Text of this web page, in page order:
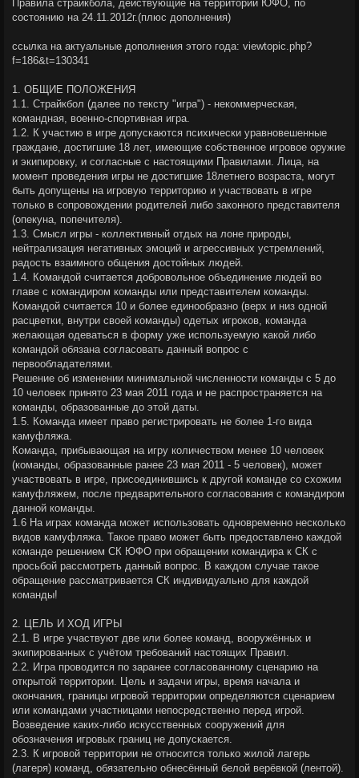
б
щ
и
е
Правила страйкбола, действующие на территории ЮФО, по
состоянию на 24.11.2012г.(плюс дополнения)
ссылка на актуальные дополнения этого года: viewtopic.php?
f=186&t=130341
1. ОБЩИЕ ПОЛОЖЕНИЯ
1.1. Страйкбол (далее по тексту "игра") - некоммерческая,
командная, военно-спортивная игра.
1.2. К участию в игре допускаются психически уравновешенные
граждане, достигшие 18 лет, имеющие собственное игровое оружие
и экипировку, и согласные с настоящими Правилами. Лица, на
момент проведения игры не достигшие 18летнего возраста, могут
быть допущены на игровую территорию и участвовать в игре
только в сопровождении родителей либо законного представителя
(опекуна, попечителя).
1.3. Смысл игры - коллективный отдых на лоне природы,
нейтрализация негативных эмоций и агрессивных устремлений,
радость взаимного общения достойных людей.
1.4. Командой считается добровольное объединение людей во
главе с командиром команды или представителем команды.
Командой считается 10 и более единообразно (верх и низ одной
расцветки, внутри своей команды) одетых игроков, команда
желающая одеваться в форму уже используемую какой либо
командой обязана согласовать данный вопрос с
первообладателями.
Решение об изменении минимальной численности команды с 5 до
10 человек принято 23 мая 2011 года и не распространяется на
команды, образованные до этой даты.
1.5. Команда имеет право регистрировать не более 1-го вида
камуфляжа.
Команда, прибывающая на игру количеством менее 10 человек
(команды, образованные ранее 23 мая 2011 - 5 человек), может
участвовать в игре, присоединившись к другой команде со схожим
камуфляжем, после предварительного согласования с командиром
данной команды.
1.6 На играх команда может использовать одновременно несколько
видов камуфляжа. Такое право может быть предоставлено каждой
команде решением СК ЮФО при обращении командира к СК с
просьбой рассмотреть данный вопрос. В каждом случае такое
обращение рассматривается СК индивидуально для каждой
команды!
2. ЦЕЛЬ И ХОД ИГРЫ
2.1. В игре участвуют две или более команд, вооружённых и
экипированных с учётом требований настоящих Правил.
2.2. Игра проводится по заранее согласованному сценарию на
открытой территории. Цель и задачи игры, время начала и
окончания, границы игровой территории определяются сценарием
или командами участницами непосредственно перед игрой.
Возведение каких-либо искусственных сооружений для
обозначения игровых границ не допускается.
2.3. К игровой территории не относится только жилой лагерь
(лагеря) команд, обязательно обнесённый белой верёвкой (лентой).